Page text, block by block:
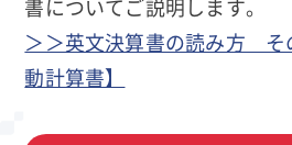
書についてご説明します。
＞＞英文決算書の読み方 そ
動計算書】